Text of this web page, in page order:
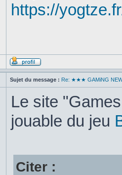
https://
Sujet du message : Re: ★★★ GAMiNG
Le site
jouable du jeu
Citer :